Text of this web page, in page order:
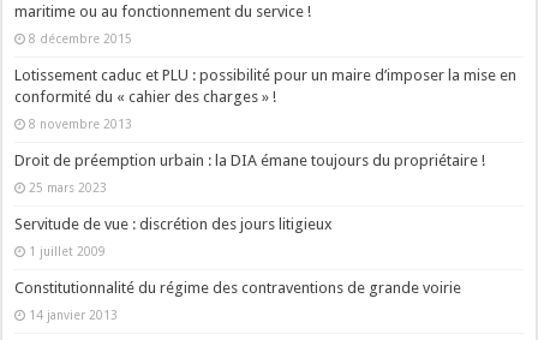
maritime ou au fonctionnement du service !
8 décembre 2015
Lotissement caduc et PLU : possibilité pour un maire d’imposer la mise en
conformité du « cahier des charges » !
8 novembre 2013
Droit de préemption urbain : la DIA émane toujours du propriétaire !
25 mars 2023
Servitude de vue : discrétion des jours litigieux
1 juillet 2009
Constitutionnalité du régime des contraventions de grande voirie
14 janvier 2013